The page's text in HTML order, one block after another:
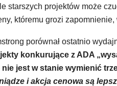
starszych projektów może
któremu grozi zapomnienie,
porównał ostatnio
konkurujące z ADA
jest w stanie wymienić
i akcja cenowa są